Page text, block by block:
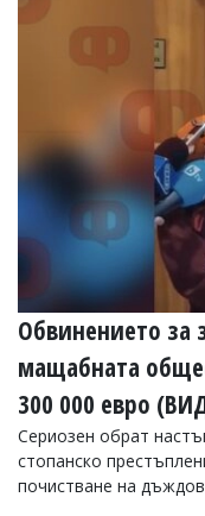
ЮГ
Управители:
Веселин
Василев,
v.vasilev@flagman.bg
Катя
Касабова,
еmail:
Главен
редактор:
Иван
Колев,
email:
Обвинението за
мащабната
300 000 евро
Сериозен обрат
стопанско
почистване на